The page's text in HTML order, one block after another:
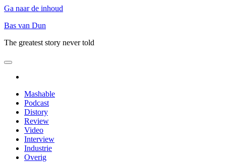
Ga naar de inhoud
Bas van Dun
The greatest story never told
Mashable
Podcast
Distory
Review
Video
Interview
Industrie
Overig